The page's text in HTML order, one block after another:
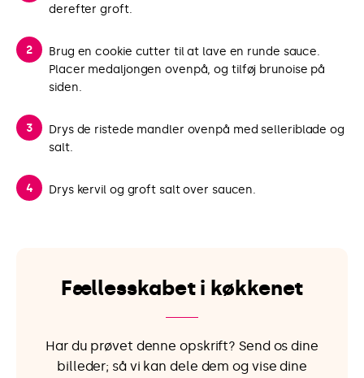
derefter groft.
Brug en cookie cutter til at lave en runde sauce.
Placer medaljongen ovenpå, og tilføj brunoise på
siden.
Drys de ristede mandler ovenpå med selleriblade og
salt.
Drys kervil og groft salt over saucen.
Fællesskabet i køkkenet
Har du prøvet denne opskrift? Send os dine
billeder; så vi kan dele dem og vise dine